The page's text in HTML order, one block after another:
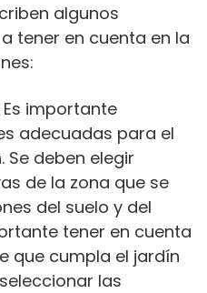
algunos
tener en cuenta en la
Es importante
adecuadas para el
deben elegir
de la zona que se
del suelo y del
tener en cuenta
que cumpla el jardín
las